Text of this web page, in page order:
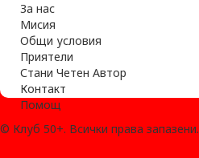
За нас
Мисия
Общи условия
Приятели
Стани Четен Автор
Контакт
Помощ
© Клуб 50+. Всички права запазени.